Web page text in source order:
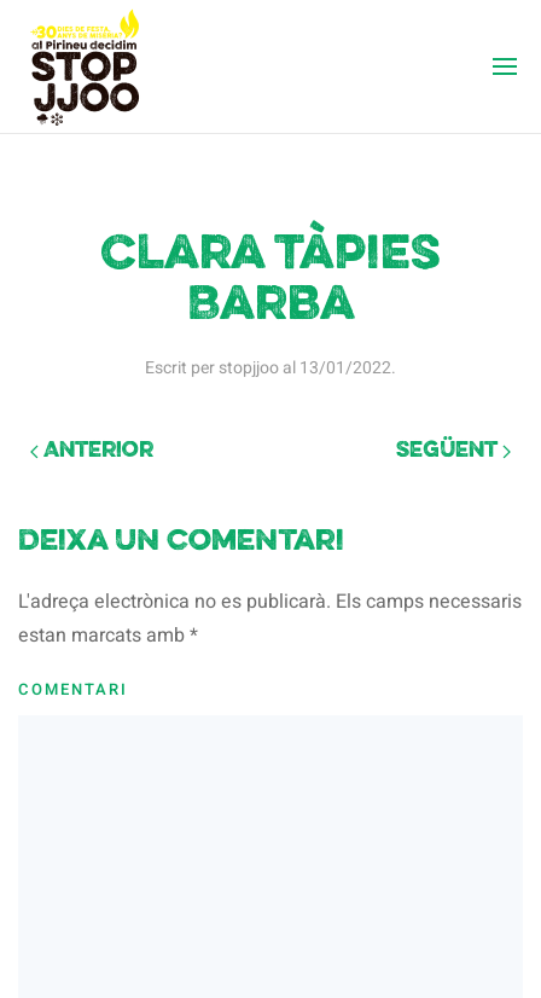
Clara Tàpies
Barba
Escrit perstopjjooal13/01/2022.
Anterior Següent
Deixa un comentari
L'adreça electrònica no es publicarà. Els camps necessaris
estan marcats amb*
COMENTARI